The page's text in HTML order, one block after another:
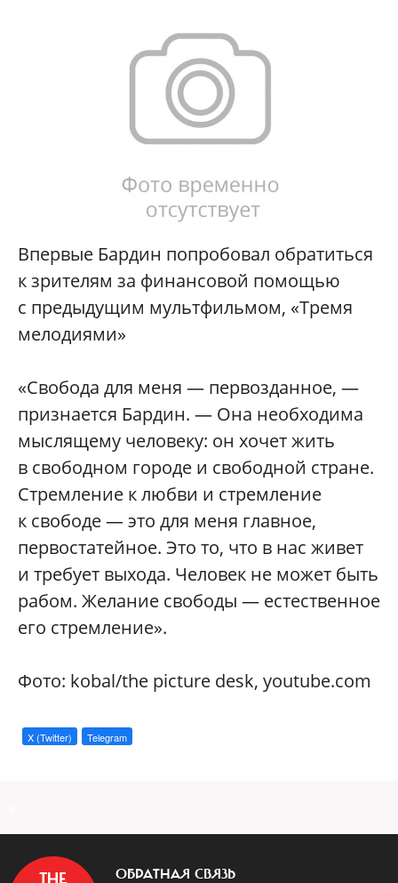
Впервые Бардин попробовал обратиться
к зрителям за финансовой помощью
с предыдущим мультфильмом, «Тремя
мелодиями»
«Свобода для меня — первозданное, —
признается Бардин. — Она необходима
мыслящему человеку: он хочет жить
в свободном городе и свободной стране.
Стремление к любви и стремление
к свободе — это для меня главное,
первостатейное. Это то, что в нас живет
и требует выхода. Человек не может быть
рабом. Желание свободы — естественное
его стремление».
Фото: kobal/the picture desk, youtube.com
X (Twitter) Telegram
ОБРАТНАЯ СВЯЗЬ